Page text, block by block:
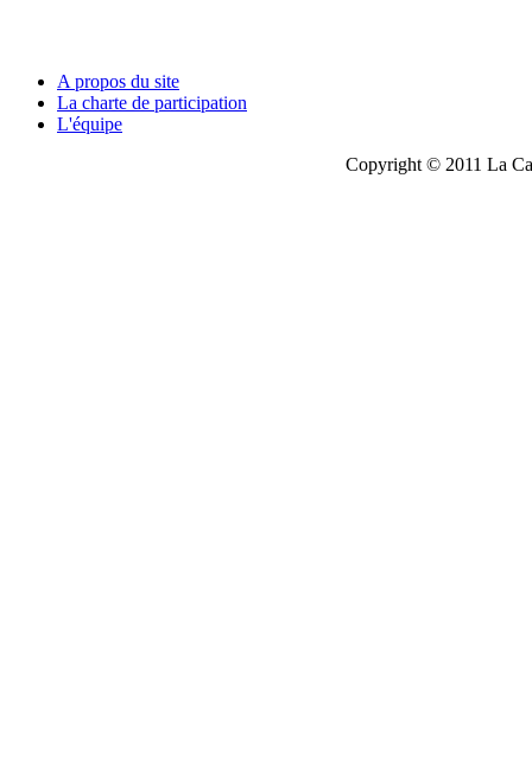
A propos du site
La charte de participation
L'équipe
Copyright © 2011 La